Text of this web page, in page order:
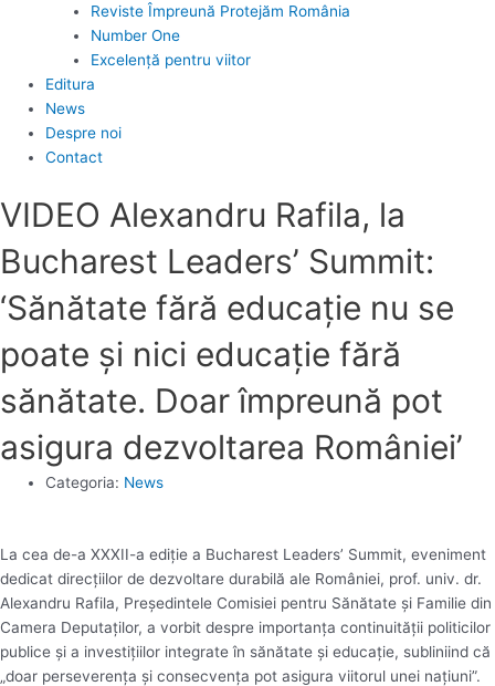
Reviste Împreună Protejăm România
Number One
Excelență pentru viitor
Editura
News
Despre noi
Contact
VIDEO Alexandru Rafila, la
Bucharest Leaders’ Summit:
‘Sănătate fără educație nu se
poate și nici educație fără
sănătate. Doar împreună pot
asigura dezvoltarea României’
Categoria: News
La cea de-a XXXII-a ediție a Bucharest Leaders’ Summit, eveniment
dedicat direcțiilor de dezvoltare durabilă ale României, prof. univ. dr.
Alexandru Rafila, Președintele Comisiei pentru Sănătate și Familie din
Camera Deputaților, a vorbit despre importanța continuității politicilor
publice și a investițiilor integrate în sănătate și educație, subliniind că
„doar perseverența și consecvența pot asigura viitorul unei națiuni”.